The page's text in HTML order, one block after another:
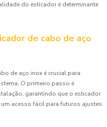
do esticador é determinante
de cabo de aço
de aço inox é crucial para
O primeiro passo é
garantindo que o esticador
acesso fácil para futuros ajustes